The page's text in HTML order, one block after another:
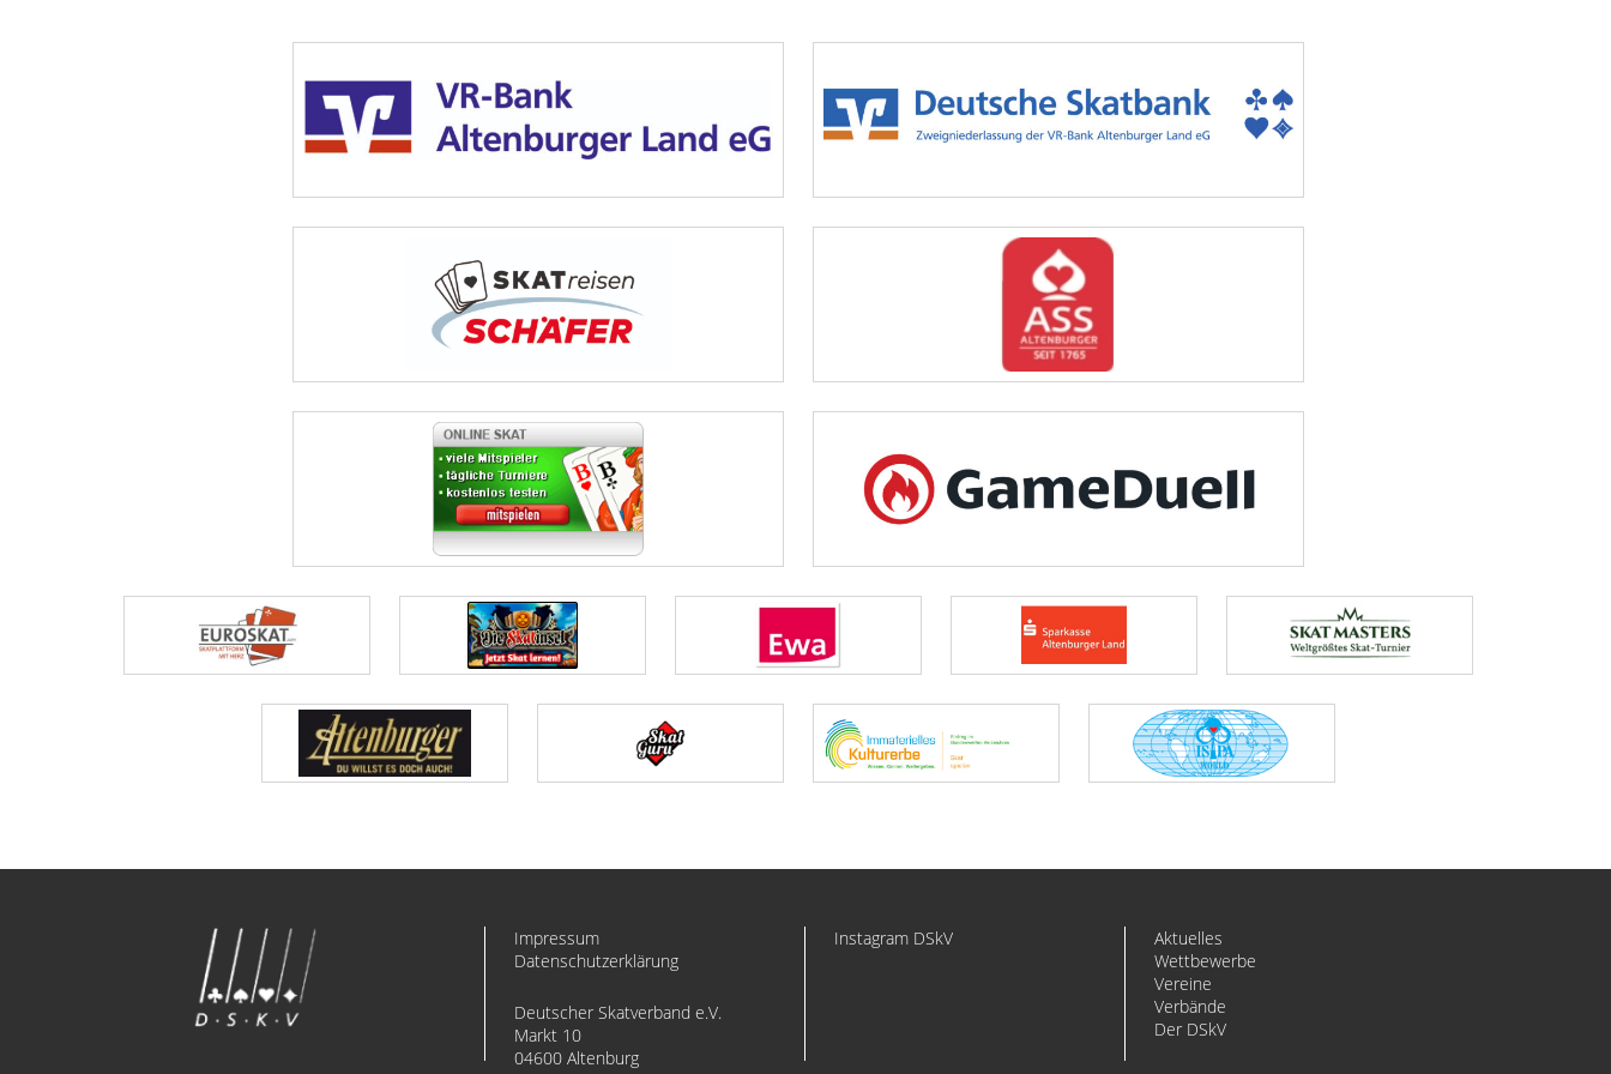
Impressum
Datenschutzerklärung
Deutscher Skatverband e.V.
Markt 10
04600 Altenburg
Instagram DSkV
Aktuelles
Wettbewerbe
Vereine
Verbände
Der DSkV